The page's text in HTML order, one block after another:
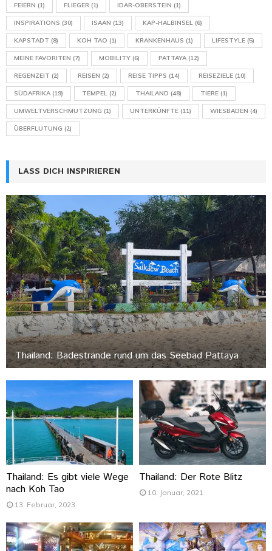
FEIERN (1) FLIEGER (1) IDAR-OBERSTEIN (1)
INSPIRATIONS (30) ISAAN (13) KAP-HALBINSEL (6)
KAPSTADT (8) KOH TAO (1) KRANKENHAUS (1) LIFESTYLE (5)
MEINE FAVORITEN (7) MOBILITY (6) PATTAYA(12)
REGENZEIT (2) REISEN (2) REISE TIPPS (14) REISEZIELE (10)
SÜDAFRIKA(19) TEMPEL (2) THAILAND (48) TIERE (1)
UMWELTVERSCHMUTZUNG (1) UNTERKÜNFTE (11) WIESBADEN (4)
ÜBERFLUTUNG (2)
LASS DICH INSPIRIEREN
Thailand: Badestrände rund um das Seebad Pattaya
Thailand: Es gibt viele Wege
nach Koh Tao
13. Februar, 2023
Thailand: Der Rote Blitz
10. Januar, 2021